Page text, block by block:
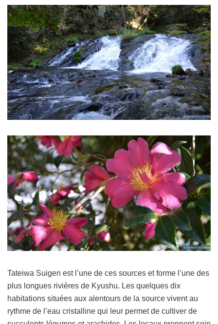
Tateiwa Suigen est l’une de ces sources et forme l’une des
plus longues rivières de Kyushu. Les quelques dix
habitations situées aux alentours de la source vivent au
rythme de l’eau cristalline qui leur permet de cultiver de